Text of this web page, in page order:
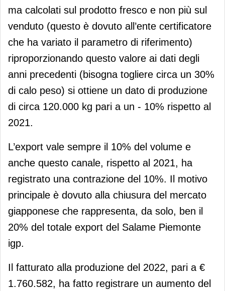
ma calcolati sul prodotto fresco e non più sul
venduto (questo è dovuto all’ente certificatore
che ha variato il parametro di riferimento)
riproporzionando questo valore ai dati degli
anni precedenti (bisogna togliere circa un 30%
di calo peso) si ottiene un dato di produzione
di circa 120.000 kg pari a un - 10% rispetto al
2021.
L’export vale sempre il 10% del volume e
anche questo canale, rispetto al 2021, ha
registrato una contrazione del 10%. Il motivo
principale è dovuto alla chiusura del mercato
giapponese che rappresenta, da solo, ben il
20% del totale export del Salame Piemonte
igp.
Il fatturato alla produzione del 2022, pari a €
1.760.582, ha fatto registrare un aumento del